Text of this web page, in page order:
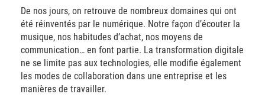
De nos jours, on retrouve de nombreux domaines qui ont
été réinventés par le numérique. Notre façon d’écouter la
musique, nos habitudes d’achat, nos moyens de
communication… en font partie. La transformation digitale
ne se limite pas aux technologies, elle modifie également
les modes de collaboration dans une entreprise et les
manières de travailler.